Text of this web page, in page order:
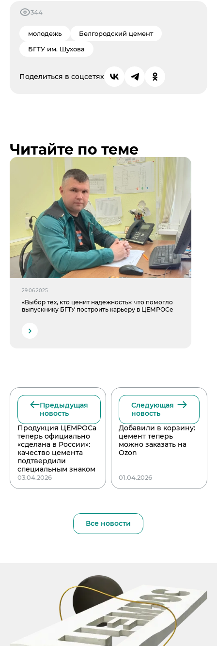
344
молодежь
Белгородский цемент
БГТУ им. Шухова
Поделиться в соцсетях
Читайте по теме
29.06.2025
«Выбор тех, кто ценит надежность»: что помогло
выпускнику БГТУ построить карьеру в ЦЕМРОСе
Предыдущая
новость
Продукция ЦЕМРОСа
теперь официально
«сделана в России»:
качество цемента
подтвердили
специальным знаком
03.04.2026
Следующая
новость
Добавили в корзину:
цемент теперь
можно заказать на
Ozon
01.04.2026
Все новости